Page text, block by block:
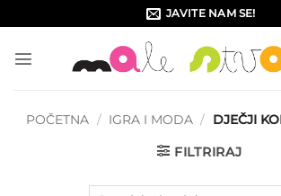
to
content
JAVITE NAM SE!
POČETNA / IGRA I MODA / DJEČJI
FILTRIRAJ